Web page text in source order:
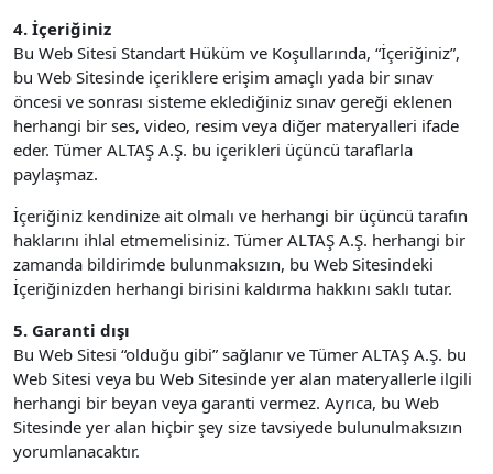
4. İçeriğiniz
Bu Web Sitesi Standart Hüküm ve Koşullarında, “İçeriğiniz”,
bu Web Sitesinde içeriklere erişim amaçlı yada bir sınav
öncesi ve sonrası sisteme eklediğiniz sınav gereği eklenen
herhangi bir ses, video, resim veya diğer materyalleri ifade
eder. Tümer ALTAŞ A.Ş. bu içerikleri üçüncü taraflarla
paylaşmaz.
İçeriğiniz kendinize ait olmalı ve herhangi bir üçüncü tarafın
haklarını ihlal etmemelisiniz. Tümer ALTAŞ A.Ş. herhangi bir
zamanda bildirimde bulunmaksızın, bu Web Sitesindeki
İçeriğinizden herhangi birisini kaldırma hakkını saklı tutar.
5. Garanti dışı
Bu Web Sitesi “olduğu gibi” sağlanır ve Tümer ALTAŞ A.Ş. bu
Web Sitesi veya bu Web Sitesinde yer alan materyallerle ilgili
herhangi bir beyan veya garanti vermez. Ayrıca, bu Web
Sitesinde yer alan hiçbir şey size tavsiyede bulunulmaksızın
yorumlanacaktır.